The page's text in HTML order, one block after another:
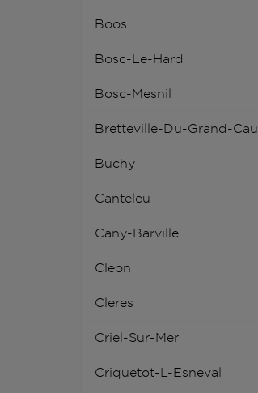
Boos
Bosc-Le-Hard
Bosc-Mesnil
Bretteville-Du-Grand-Cau
Buchy
Canteleu
Cany-Barville
Cleon
Cleres
Criel-Sur-Mer
Criquetot-L-Esneval